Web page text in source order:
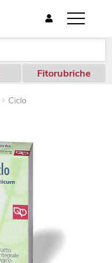
T
o
g
l
e
Fitorubriche
Ciclo